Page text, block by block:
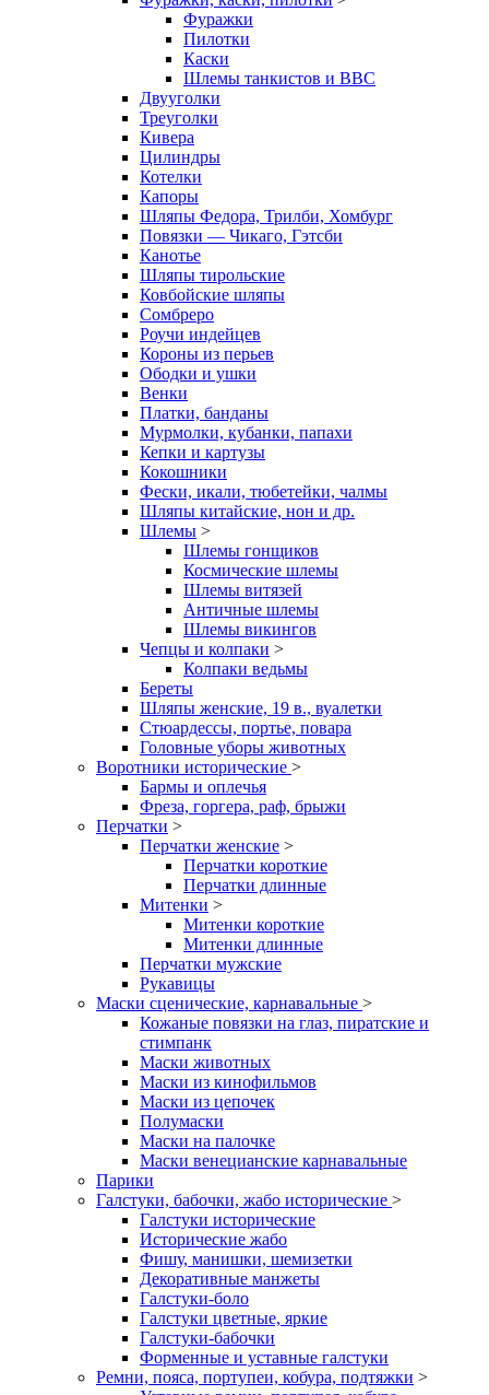
Фуражки
Пилотки
Каски
Шлемы танкистов и ВВС
Двууголки
Треуголки
Кивера
Цилиндры
Котелки
Капоры
Шляпы Федора, Трилби, Хомбург
Повязки — Чикаго, Гэтсби
Канотье
Шляпы тирольские
Ковбойские шляпы
Сомбреро
Роучи индейцев
Короны из перьев
Ободки и ушки
Венки
Платки, банданы
Мурмолки, кубанки, папахи
Кепки и картузы
Кокошники
Фески, икали, тюбетейки, чалмы
Шляпы китайские, нон и др.
Шлемы >
Шлемы гонщиков
Космические шлемы
Шлемы витязей
Античные шлемы
Шлемы викингов
Чепцы и колпаки >
Колпаки ведьмы
Береты
Шляпы женские, 19 в., вуалетки
Стюардессы, портье, повара
Головные уборы животных
Воротники исторические >
Бармы и оплечья
Фреза, горгера, раф, брыжи
Перчатки >
Перчатки женские >
Перчатки короткие
Перчатки длинные
Митенки >
Митенки короткие
Митенки длинные
Перчатки мужские
Рукавицы
Маски сценические, карнавальные >
Кожаные повязки на глаз, пиратские и
стимпанк
Маски животных
Маски из кинофильмов
Маски из цепочек
Полумаски
Маски на палочке
Маски венецианские карнавальные
Парики
Галстуки, бабочки, жабо исторические >
Галстуки исторические
Исторические жабо
Фишу, манишки, шемизетки
Декоративные манжеты
Галстуки-боло
Галстуки цветные, яркие
Галстуки-бабочки
Форменные и уставные галстуки
Ремни, пояса, портупеи, кобура, подтяжки >